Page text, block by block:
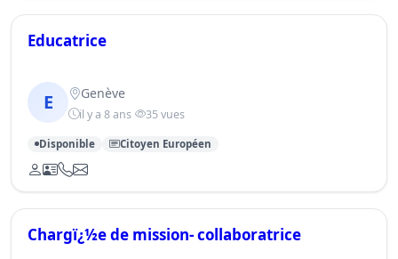
Educatrice
E Genève
il y a 8 ans 35 vues
Disponible Citoyen Européen
Chargï¿½e de mission- collaboratrice